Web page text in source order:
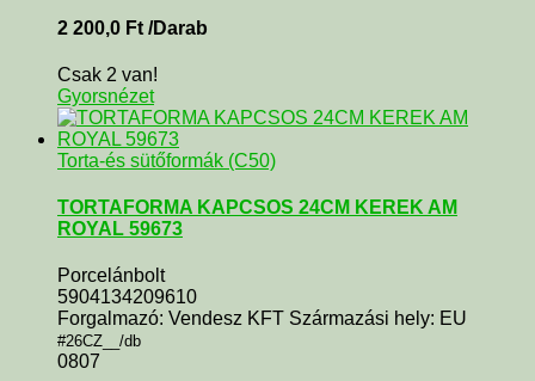
2 200,0 Ft /Darab
Csak 2 van!
Gyorsnézet
Torta-és sütőformák (C50)
TORTAFORMA KAPCSOS 24CM KEREK AM
ROYAL 59673
Porcelánbolt
5904134209610
Forgalmazó: Vendesz KFT Származási hely: EU
#26CZ__/db
0807